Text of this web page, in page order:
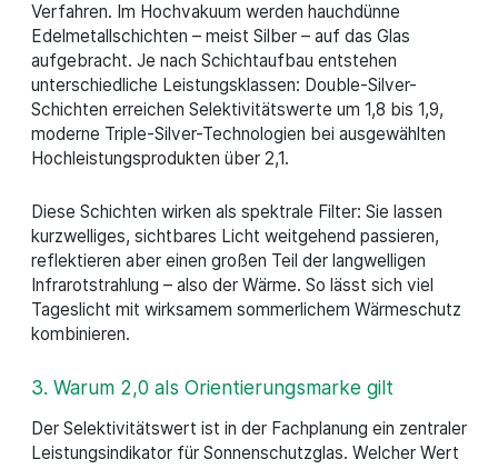
Verfahren. Im Hochvakuum werden hauchdünne
Edelmetallschichten – meist Silber – auf das Glas
aufgebracht. Je nach Schichtaufbau entstehen
unterschiedliche Leistungsklassen: Double-Silver-
Schichten erreichen Selektivitätswerte um 1,8 bis 1,9,
moderne Triple-Silver-Technologien bei ausgewählten
Hochleistungsprodukten über 2,1.
Diese Schichten wirken als spektrale Filter: Sie lassen
kurzwelliges, sichtbares Licht weitgehend passieren,
reflektieren aber einen großen Teil der langwelligen
Infrarotstrahlung – also der Wärme. So lässt sich viel
Tageslicht mit wirksamem sommerlichem Wärmeschutz
kombinieren.
3. Warum 2,0 als Orientierungsmarke gilt
Der Selektivitätswert ist in der Fachplanung ein zentraler
Leistungsindikator für Sonnenschutzglas. Welcher Wert